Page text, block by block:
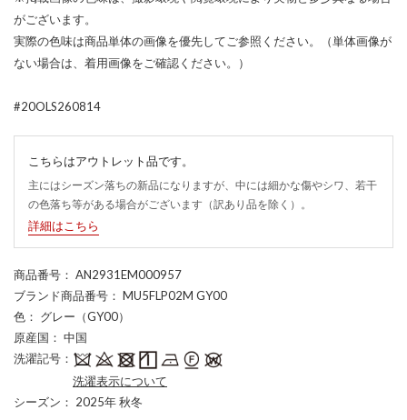
がございます。
実際の色味は商品単体の画像を優先してご参照ください。（単体画像が
ない場合は、着用画像をご確認ください。）
#20OLS260814
こちらはアウトレット品です。
主にはシーズン落ちの新品になりますが、中には細かな傷やシワ、若干
の色落ち等がある場合がございます（訳あり品を除く）。
詳細はこちら
商品番号 ： AN2931EM000957
ブランド商品番号 ： MU5FLP02M GY00
色 ： グレー（GY00）
原産国 ： 中国
洗濯記号 ：
洗濯表示について
シーズン ： 2025年 秋冬